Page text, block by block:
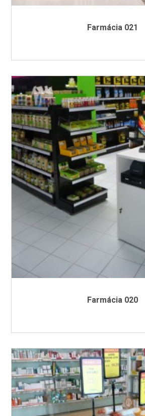
Farmácia 021
Farmácia 020